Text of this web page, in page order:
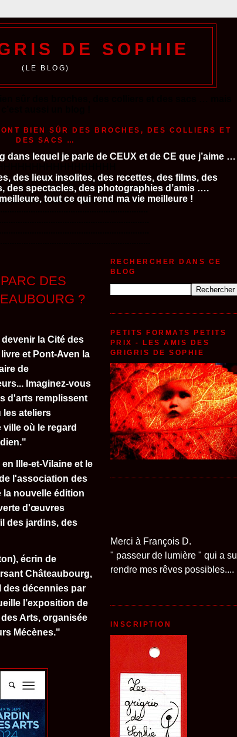
DE SOPHIE
(LE BLOG)
BIEN SÛR DES BROCHES, DES COLLIERS ET
DES SACS …
dans lequel je parle de CEUX et de CE que j’aime …
des lieux insolites, des recettes, des films, des
des spectacles, des photographies d’amis ….
tout ce qui rend ma vie meilleure !
DES
?
la Cité des
et Pont-Aven la
de
Imaginez-vous
d'arts remplissent
les ateliers
où le regard
Ille-et-Vilaine et le
l'association des
la nouvelle édition
d'œuvres
des jardins, des
écrin de
Châteaubourg,
des décennies par
l’exposition de
Arts, organisée
Mécènes."
RECHERCHER DANS CE
BLOG
PETITS FORMATS PETITS
PRIX - LES AMIS DES
GRIGRIS DE SOPHIE
Merci à François D.
" passeur de lumière " qui a su
rendre mes rêves possibles....
INSCRIPTION